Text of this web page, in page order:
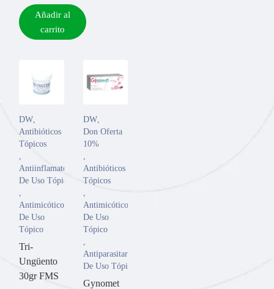
Añadir al
carrito
DW,
Antibióticos
Tópicos
,
Antiinflamatorios
De Uso Tópico
,
Antimicóticos
De Uso
Tópico
Tri-
Ungüento
30gr FMS
DW,
Don Oferta
10%
,
Antibióticos
Tópicos
,
Antimicóticos
De Uso
Tópico
,
Antiparasitarios
De Uso Tópico
Gynomet